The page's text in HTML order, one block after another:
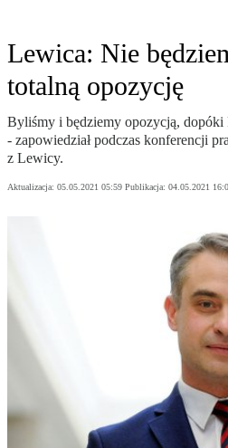
Lewica: Nie
totalną opozycję
Byliśmy i będziemy opozycją, dopóki
- zapowiedział podczas konferencji
z Lewicy.
Aktualizacja: 05.05.2021 05:59 Publikacja: 04.05.2021